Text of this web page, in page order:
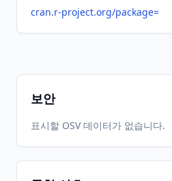
cran.r-project.org/package=
보안
표시할 OSV 데이터가 없습니다.